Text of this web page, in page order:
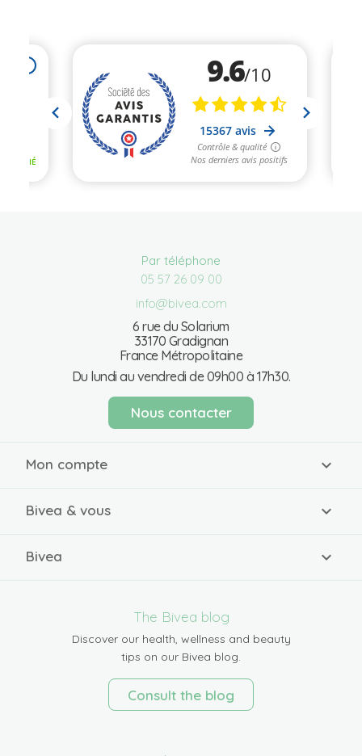
Par téléphone
05 57 26 09 00
info@bivea.com
6 rue du Solarium
33170 Gradignan
France Métropolitaine
Du lundi au vendredi de 09h00 à 17h30.
Nous contacter
Mon compte
Bivea & vous
Bivea
The Bivea blog
Discover our health, wellness and beauty
tips on our Bivea blog.
Consult the blog